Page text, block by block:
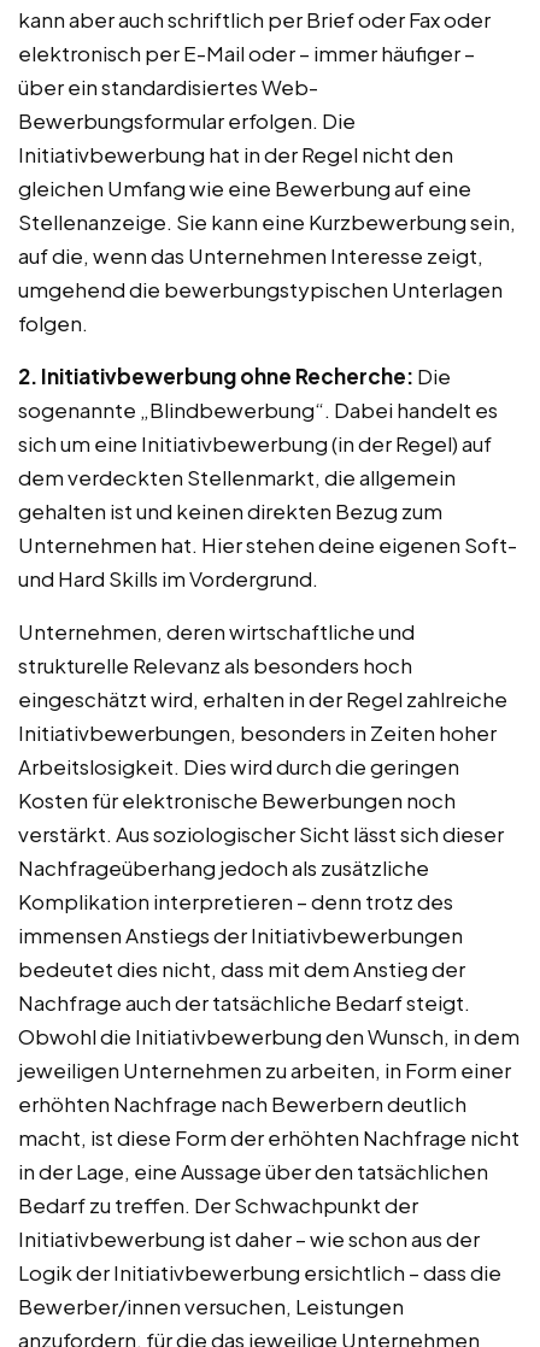
kann aber auch schriftlich per Brief oder Fax oder
elektronisch per E-Mail oder – immer häufiger –
über ein standardisiertes Web-
Bewerbungsformular erfolgen. Die
Initiativbewerbung hat in der Regel nicht den
gleichen Umfang wie eine Bewerbung auf eine
Stellenanzeige. Sie kann eine Kurzbewerbung sein,
auf die, wenn das Unternehmen Interesse zeigt,
umgehend die bewerbungstypischen Unterlagen
folgen.
2. Initiativbewerbung ohne Recherche: Die
sogenannte „Blindbewerbung“. Dabei handelt es
sich um eine Initiativbewerbung (in der Regel) auf
dem verdeckten Stellenmarkt, die allgemein
gehalten ist und keinen direkten Bezug zum
Unternehmen hat. Hier stehen deine eigenen Soft-
und Hard Skills im Vordergrund.
Unternehmen, deren wirtschaftliche und
strukturelle Relevanz als besonders hoch
eingeschätzt wird, erhalten in der Regel zahlreiche
Initiativbewerbungen, besonders in Zeiten hoher
Arbeitslosigkeit. Dies wird durch die geringen
Kosten für elektronische Bewerbungen noch
verstärkt. Aus soziologischer Sicht lässt sich dieser
Nachfrageüberhang jedoch als zusätzliche
Komplikation interpretieren – denn trotz des
immensen Anstiegs der Initiativbewerbungen
bedeutet dies nicht, dass mit dem Anstieg der
Nachfrage auch der tatsächliche Bedarf steigt.
Obwohl die Initiativbewerbung den Wunsch, in dem
jeweiligen Unternehmen zu arbeiten, in Form einer
erhöhten Nachfrage nach Bewerbern deutlich
macht, ist diese Form der erhöhten Nachfrage nicht
in der Lage, eine Aussage über den tatsächlichen
Bedarf zu treffen. Der Schwachpunkt der
Initiativbewerbung ist daher – wie schon aus der
Logik der Initiativbewerbung ersichtlich – dass die
Bewerber/innen versuchen, Leistungen
anzufordern, für die das jeweilige Unternehmen